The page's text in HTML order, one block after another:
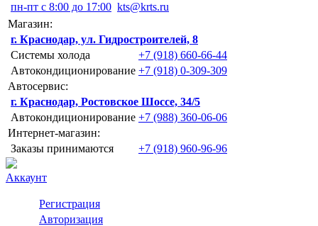
пн-пт с 8:00 до 17:00 kts@krts.ru
Магазин:
г. Краснодар, ул. Гидростроителей, 8
Системы холода
+7 (918) 660-66-44
Автокондиционирование +7 (918) 0-309-309
Автосервис:
г. Краснодар, Ростовское Шоссе, 34/5
Автокондиционирование +7 (988) 360-06-06
Интернет-магазин:
Заказы принимаются
+7 (918) 960-96-96
Аккаунт
Регистрация
Авторизация